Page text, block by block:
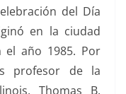
del Día
en la ciudad
el año 1985. Por
profesor de la
Thomas B.